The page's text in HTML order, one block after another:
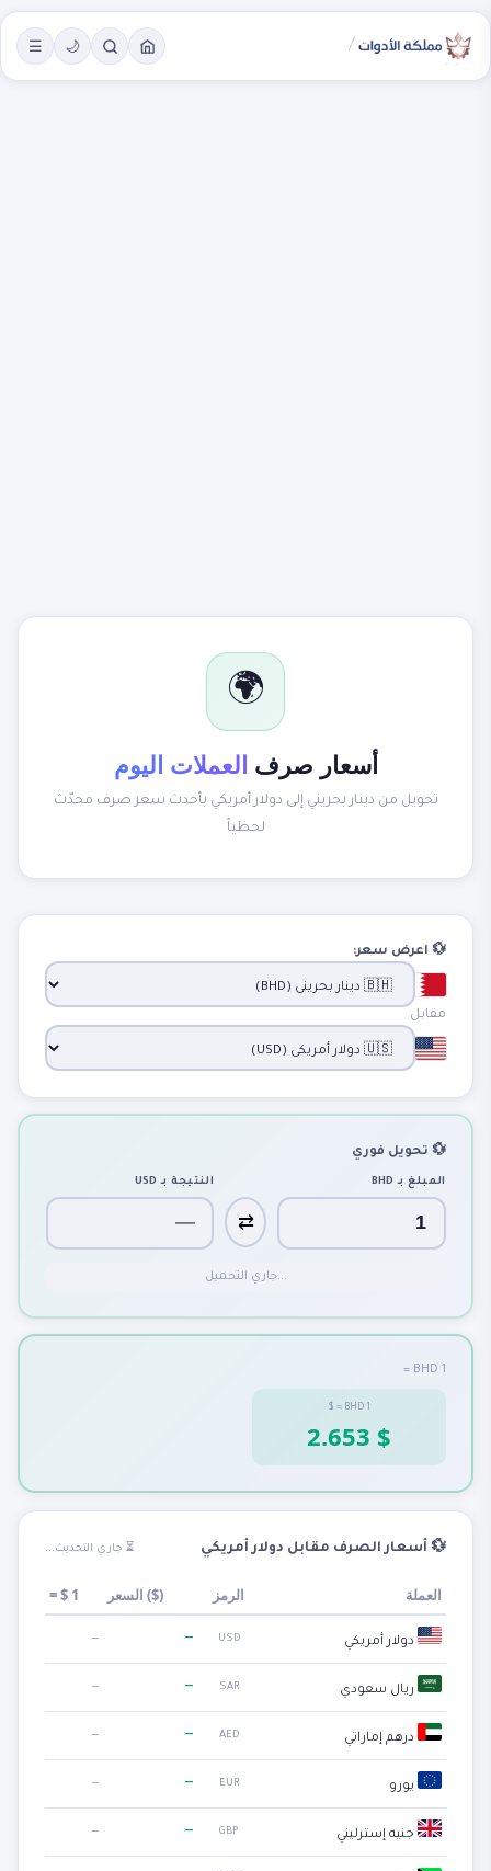
/
🌙
☰
🌍
أسعار صرف العملات اليوم
تحويل من دينار بحريني إلى دولار أمريكي بأحدث سعر صرف محدّث
لحظياً
💱 اعرض سعر:
مقابل
💱 تحويل فوري
المبلغ بـ BHD
⇄
النتيجة بـ USD
جاري التحميل...
1 BHD =
1
BHD
=
$
2.653 $
💱 أسعار الصرف مقابل دولار أمريكي ⏳ جاري التحديث...
العملة الرمز السعر ($)
1
$
=
دولار أمريكي USD
—
—
ريال سعودي SAR
—
—
درهم إماراتي AED
—
—
يورو EUR
—
—
جنيه إسترليني GBP
—
—